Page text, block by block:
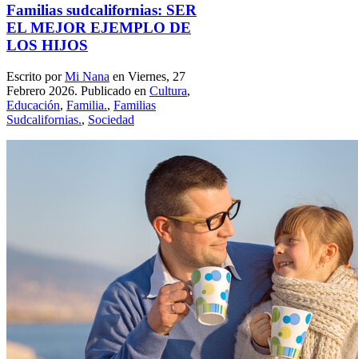
Familias sudcalifornias: SER
EL MEJOR EJEMPLO DE
LOS HIJOS
Escrito porMi Nana en Viernes, 27
Febrero 2026. Publicado en Cultura,
Educación, Familia., Familias
Sudcalifornias., Sociedad